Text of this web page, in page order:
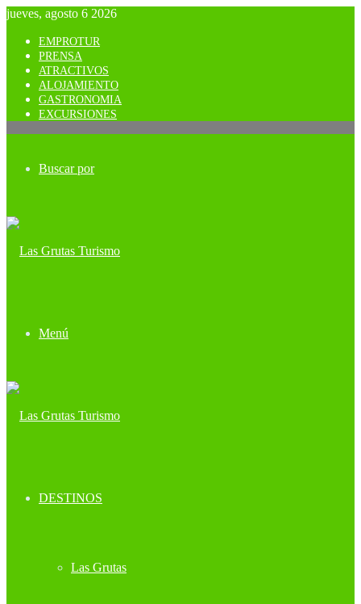
jueves, agosto 6 2026
EMPROTUR
PRENSA
ATRACTIVOS
ALOJAMIENTO
GASTRONOMIA
EXCURSIONES
Buscar por
Menú
DESTINOS
Las Grutas